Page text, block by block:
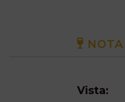
Vista: